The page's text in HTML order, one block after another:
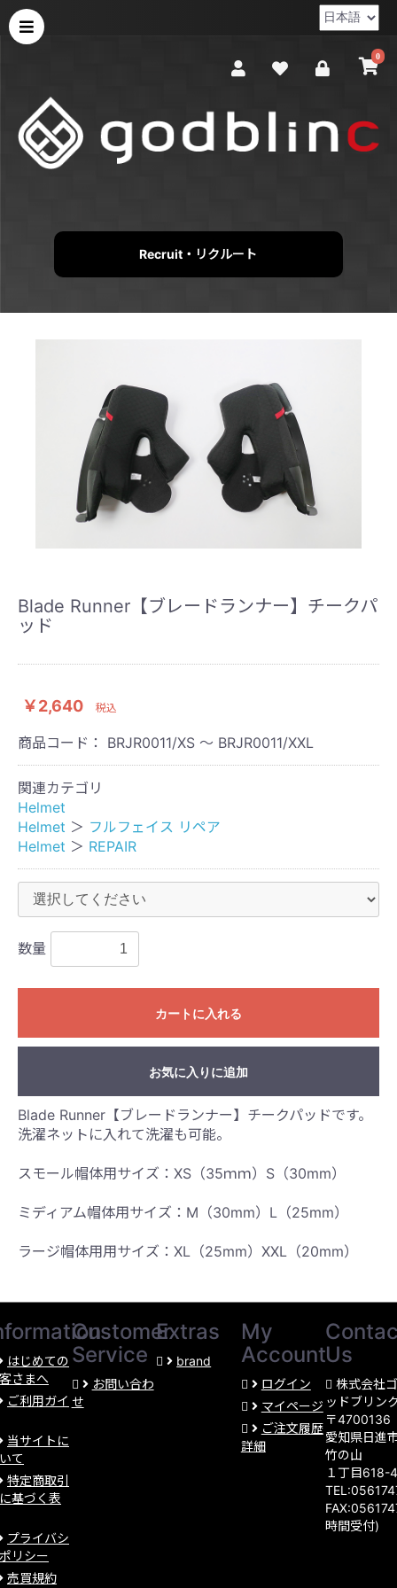
0
Recruit・リクルート
Blade Runner【ブレードランナー】チークパ
ッド
￥2,640 税込
商品コード： BRJR0011/XS ～ BRJR0011/XXL
関連カテゴリ
Helmet
Helmet ＞ フルフェイス リペア
Helmet ＞ REPAIR
数量
カートに入れる
お気に入りに追加
Blade Runner【ブレードランナー】チークパッドです。
洗濯ネットに入れて洗濯も可能。
スモール帽体用サイズ：XS（35ｍｍ）S（30mm）
ミディアム帽体用サイズ：M（30mm）L（25mm）
ラージ帽体用用サイズ：XL（25mm）XXL（20mm）
はじめての
さまへ
ご利用ガイ
当サイトに
て
特定商取引
基づく表
プライバシ
リシー
売買規約
Customer
Service
お問い合わ
せ
Extras
brand
My
Account
ログイン
マイページ
ご注文履歴
詳細
Us
株式会社
ッドブリン
〒4700136
愛知県日進
竹の山
１丁目618-
時間受付)